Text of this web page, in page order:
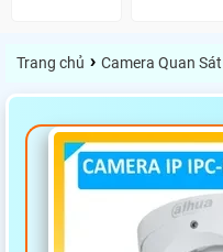
Trang chủ › Camera Quan Sát